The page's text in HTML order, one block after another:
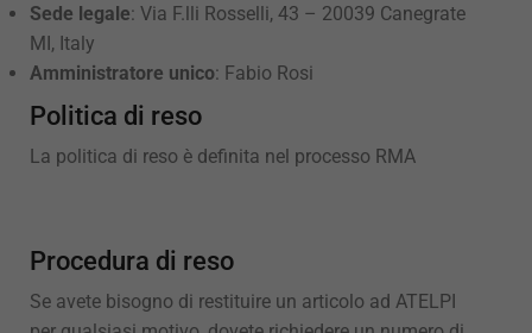
Sede legale: Via F.lli Rosselli, 43 – 20039 Canegrate
MI, Italy
Amministratore unico: Fabio Rosi
Politica di reso
La politica di reso è definita nel processo RMA
Procedura di reso
Se avete bisogno di restituire un articolo ad ATELPI